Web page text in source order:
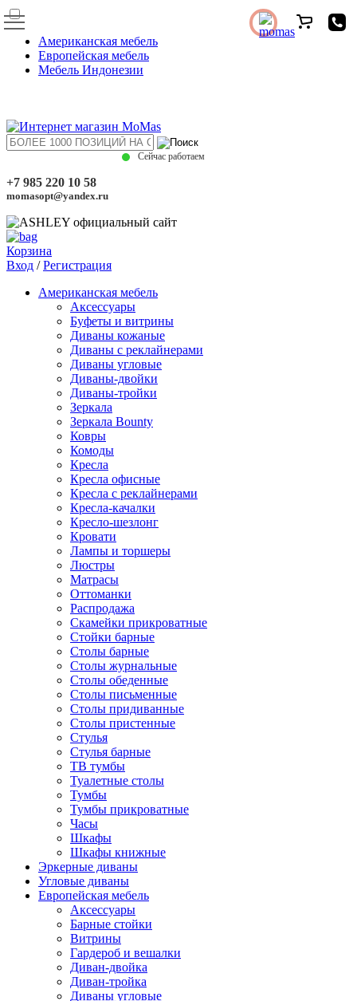
Американская мебель
Европейская мебель
Мебель Индонезии
Сейчас работаем
+7 985 220 10 58
momasopt@yandex.ru
Корзина
Вход /Регистрация
Американская мебель
Аксессуары
Буфеты и витрины
Диваны кожаные
Диваны с реклайнерами
Диваны угловые
Диваны-двойки
Диваны-тройки
Зеркала
Зеркала Bounty
Ковры
Комоды
Кресла
Кресла офисные
Кресла с реклайнерами
Кресла-качалки
Кресло-шезлонг
Кровати
Лампы и торшеры
Люстры
Матрасы
Оттоманки
Распродажа
Скамейки прикроватные
Стойки барные
Столы барные
Столы журнальные
Столы обеденные
Столы письменные
Столы придиванные
Столы пристенные
Стулья
Стулья барные
ТВ тумбы
Туалетные столы
Тумбы
Тумбы прикроватные
Часы
Шкафы
Шкафы книжные
Эркерные диваны
Угловые диваны
Европейская мебель
Аксессуары
Барные стойки
Витрины
Гардероб и вешалки
Диван-двойка
Диван-тройка
Диваны угловые